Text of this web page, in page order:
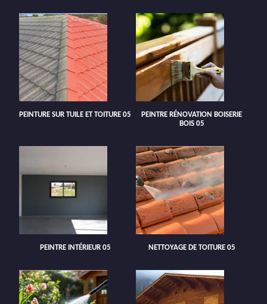
PEINTURE SUR TUILE ET TOITURE 05
PEINTRE RÉNOVATION BOISERIE
BOIS 05
PEINTRE INTÉRIEUR 05 NETTOYAGE DE TOITURE 05